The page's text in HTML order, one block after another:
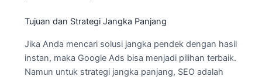
Tujuan dan Strategi Jangka Panjang
Jika Anda mencari solusi jangka pendek dengan hasil
instan, maka Google Ads bisa menjadi pilihan terbaik.
Namun untuk strategi jangka panjang, SEO adalah